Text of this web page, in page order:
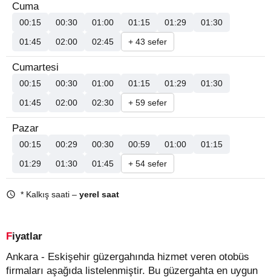
Cuma
00:15 00:30 01:00 01:15 01:29
01:30
01:45
02:00 02:45 + 43 sefer
Cumartesi
00:15 00:30 01:00 01:15 01:29
01:30
01:45
02:00 02:30 + 59 sefer
Pazar
00:15 00:29 00:30 00:59 01:00
01:15
01:29
01:30 01:45 + 54 sefer
* Kalkış saati – yerel saat
Fiyatlar
Ankara - Eskişehir güzergahında hizmet veren otobüs
firmaları aşağıda listelenmiştir. Bu güzergahta en uygun